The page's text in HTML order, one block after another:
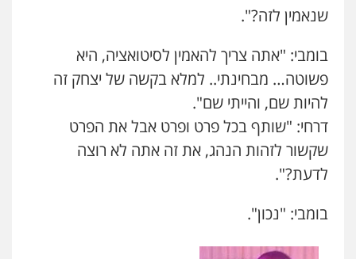
שנאמין לזה?".
בומבי: "אתה צריך להאמין לסיטואציה, היא
פשוטה… מבחינתי.. למלא בקשה של יצחק זה
להיות שם, והייתי שם".
דרחי: "שותף בכל פרט ופרט אבל את הפרט
שקשור לזהות הנהג, את זה אתה לא רוצה
לדעת?".
בומבי: "נכון".